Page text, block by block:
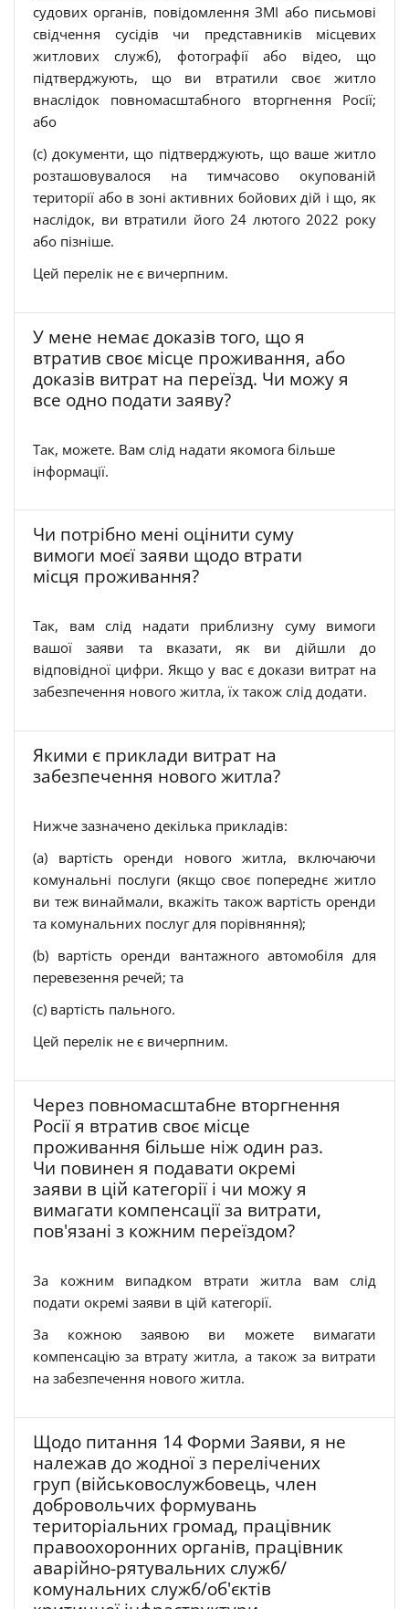
судових органів, повідомлення ЗМІ або письмові
свідчення сусідів чи представників місцевих
житлових служб), фотографії або відео, що
підтверджують, що ви втратили своє житло
внаслідок повномасштабного вторгнення Росії;
або
(c) документи, що підтверджують, що ваше житло
розташовувалося на тимчасово окупованій
території або в зоні активних бойових дій і що, як
наслідок, ви втратили його 24 лютого 2022 року
або пізніше.
Цей перелік не є вичерпним.
У мене немає доказів того, що я
втратив своє місце проживання, або
доказів витрат на переїзд. Чи можу я
все одно подати заяву?
Так, можете. Вам слід надати якомога більше
інформації.
Чи потрібно мені оцінити суму
вимоги моєї заяви щодо втрати
місця проживання?
Так, вам слід надати приблизну суму вимоги
вашої заяви та вказати, як ви дійшли до
відповідної цифри. Якщо у вас є докази витрат на
забезпечення нового житла, їх також слід додати.
Якими є приклади витрат на
забезпечення нового житла?
Нижче зазначено декілька прикладів:
(a) вартість оренди нового житла, включаючи
комунальні послуги (якщо своє попереднє житло
ви теж винаймали, вкажіть також вартість оренди
та комунальних послуг для порівняння);
(b) вартість оренди вантажного автомобіля для
перевезення речей; та
(c) вартість пального.
Цей перелік не є вичерпним.
Через повномасштабне вторгнення
Росії я втратив своє місце
проживання більше ніж один раз.
Чи повинен я подавати окремі
заяви в цій категорії і чи можу я
вимагати компенсації за витрати,
пов'язані з кожним переїздом?
За кожним випадком втрати житла вам слід
подати окремі заяви в цій категорії.
За кожною заявою ви можете вимагати
компенсацію за втрату житла, а також за витрати
на забезпечення нового житла.
Щодо питання 14 Форми Заяви, я не
належав до жодної з перелічених
груп (військовослужбовець, член
добровольчих формувань
територіальних громад, працівник
правоохоронних органів, працівник
аварійно-рятувальних служб/
комунальних служб/об'єктів